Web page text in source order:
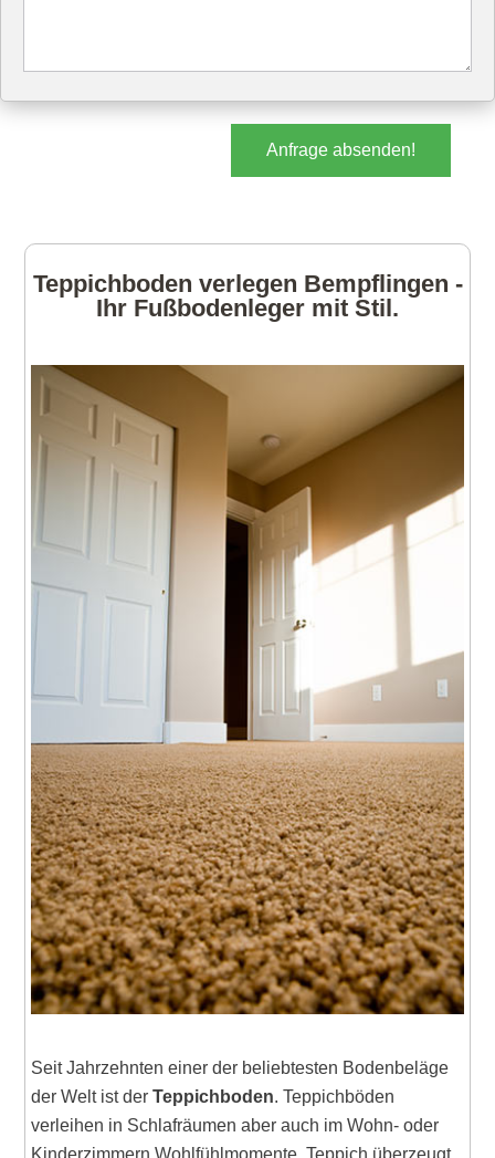
Anfrage absenden!
Teppichboden verlegen Bempflingen -
Ihr Fußbodenleger mit Stil.
Seit Jahrzehnten einer der beliebtesten Bodenbeläge
der Welt ist derTeppichboden. Teppichböden
verleihen in Schlafräumen aber auch im Wohn- oder
Kinderzimmern Wohlfühlmomente. Teppich überzeugt